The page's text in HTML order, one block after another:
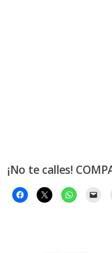
¡No te calles!